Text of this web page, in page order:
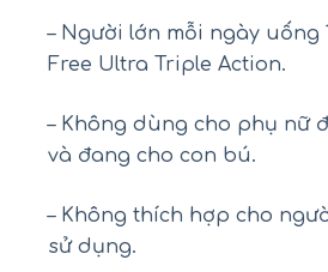
– Người lớn mỗi ngày uống
Free Ultra Triple Action.
– Không dùng cho phụ nữ
và đang cho con bú.
– Không thích hợp cho
sử dụng.